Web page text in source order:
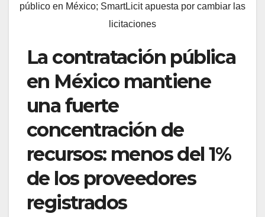
público en México; SmartLicit apuesta por cambiar las
licitaciones
La contratación pública
en México mantiene
una fuerte
concentración de
recursos: menos del 1%
de los proveedores
registrados